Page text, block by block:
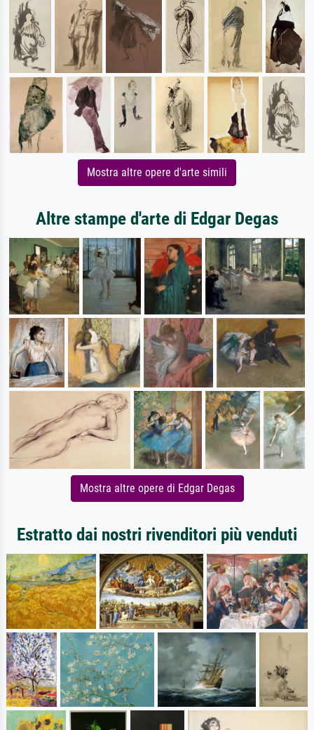
Mostra altre opere d'arte simili
Altre stampe d'arte di Edgar Degas
Mostra altre opere di Edgar Degas
Estratto dai nostri rivenditori più venduti